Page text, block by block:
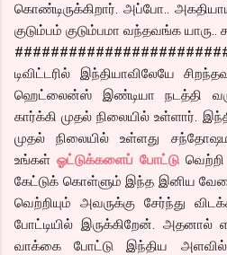
கொண்டிருக்கிறார். அப்போ..
குடும்பம் குடும்பமா வந்தவங்க யாரு..
டிவிட்டரில் இந்தியாவிலேயே
ஹெட்லைன்ஸ் இண்டியா நடத்தி
கார்க்கி முதல் நிலையில் உள்ளார்.
முதல் நிலையில் உள்ளது
உங்கள் ஓட்டுக்களைப் போட்டுவெற்றி
கேட்டுக் கொள்ளும் இந்த இனிய
வெற்றியும் அவருக்கு சேர்ந்து
போட்டியில் இருக்கிறேன்.
வாக்கை போட்டு இந்திய